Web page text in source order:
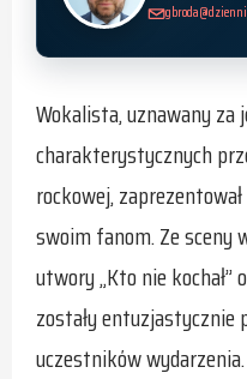
Wokalista, uznawany za
charakterystycznych
rockowej,
swoim fanom. Ze sceny
utwory „Kto nie kochał”
zostały
uczestników wydarzenia.